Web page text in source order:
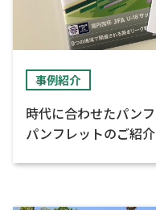
事例紹介
時代に合わせたパン
パンフレットのご紹介